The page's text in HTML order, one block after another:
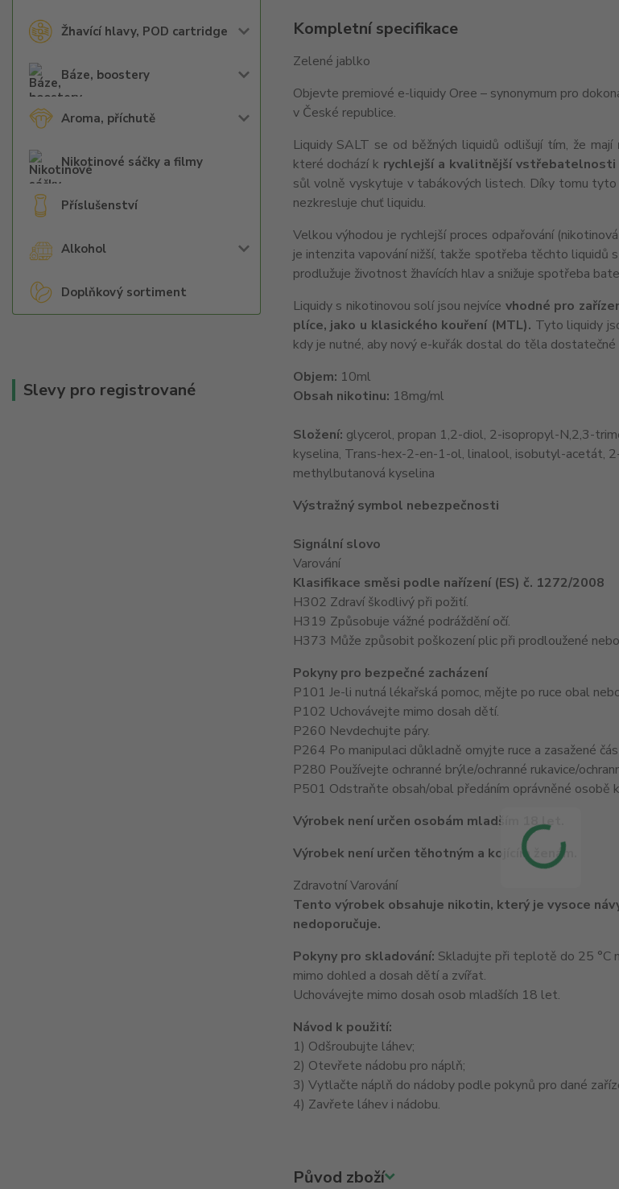
Žhavící hlavy, POD cartridge
Báze, boostery
Aroma, příchutě
Nikotinové sáčky a filmy
Příslušenství
Alkohol
Doplňkový sortiment
Slevy pro registrované
Kompletní specifikace
Zelené jablko
Objevte premiové e-liquidy Oree – synonymum pro
v České republice.
Liquidy SALT se od běžných liquidů odlišují tím, že mají
které dochází k rychlejší a kvalitnější
sůl volně vyskytuje v tabákových listech. Díky tomu
nezkresluje chuť liquidu.
Velkou výhodou je rychlejší proces odpařování
je intenzita vapování nižší, takže spotřeba těchto liquidů
prodlužuje životnost žhavících hlav a snižuje spotřeba
Liquidy s nikotinovou solí jsou nejvíce vhodné pro
plíce, jako u klasického kouření (MTL). Tyto liquidy
kdy je nutné, aby nový e-kuřák dostal do těla
Objem: 10ml
Obsah nikotinu: 18mg/ml
Složení: glycerol, propan 1,2-diol, 2-isopropyl-N,2,3-
kyselina, Trans-hex-2-en-1-ol, linalool, isobutyl-
methylbutanová kyselina
Výstražný symbol nebezpečnosti
Signální slovo
Varování
Klasifikace směsi podle nařízení (ES) č. 1272/2008
H302 Zdraví škodlivý při požití.
H319 Způsobuje vážné podráždění očí.
H373 Může způsobit poškození plic při prodloužené
Pokyny pro bezpečné zacházení
P101 Je-li nutná lékařská pomoc, mějte po ruce obal
P102 Uchovávejte mimo dosah dětí.
P260 Nevdechujte páry.
P264 Po manipulaci důkladně omyjte ruce a zasažené
P280 Používejte ochranné brýle/ochranné rukavice/
P501 Odstraňte obsah/obal předáním oprávněné osobě
Výrobek není určen osobám mladším 18 let.
Výrobek není určen těhotným a kojícím ženám.
Zdravotní Varování
Tento výrobek obsahuje nikotin, který je vysoce
nedoporučuje.
Pokyny pro skladování: Skladujte při teplotě do 25 °C
mimo dohled a dosah dětí a zvířat.
Uchovávejte mimo dosah osob mladších 18 let.
Návod k použití:
1) Odšroubujte láhev;
2) Otevřete nádobu pro náplň;
3) Vytlačte náplň do nádoby podle pokynů pro dané
4) Zavřete láhev i nádobu.
Původ zboží